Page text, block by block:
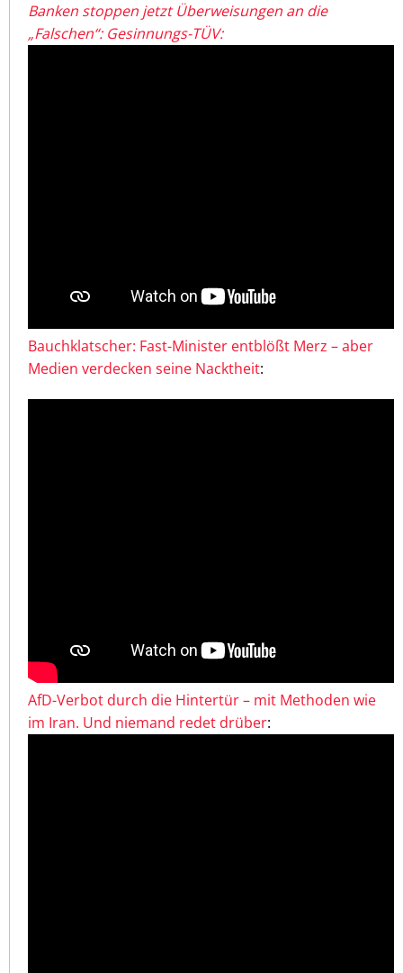
Banken stoppen jetzt Überweisungen an die
„Falschen“: Gesinnungs-TÜV:
Bauchklatscher: Fast-Minister entblößt Merz – aber
Medien verdecken seine Nacktheit:
AfD-Verbot durch die Hintertür – mit Methoden wie
im Iran. Und niemand redet drüber: